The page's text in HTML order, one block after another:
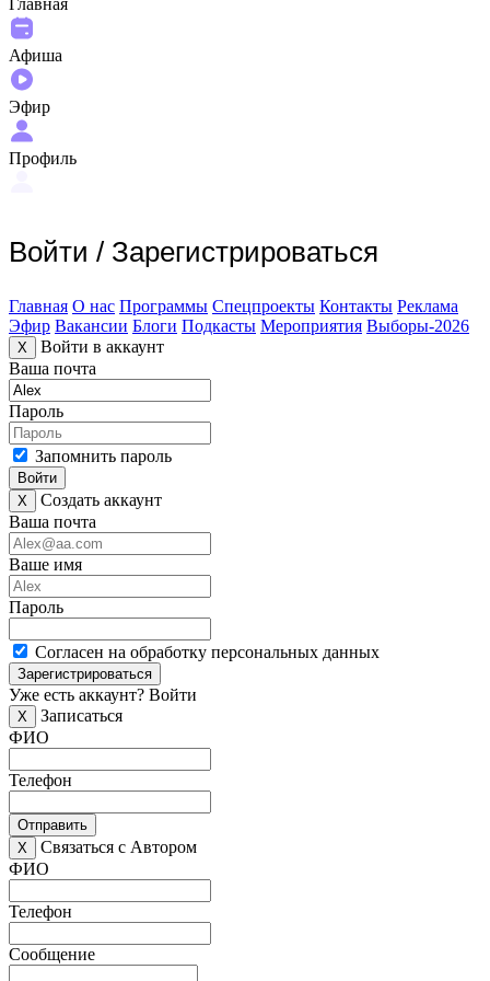
Афиша
Эфир
Профиль
Войти / Зарегистрироваться
Главная О нас Программы Спецпроекты Контакты Реклама
Эфир Вакансии Блоги Подкасты Мероприятия Выборы-2026
X
Войти в аккаунт
Ваша почта
Пароль
Запомнить пароль
Войти
X
Создать аккаунт
Ваша почта
Ваше имя
Пароль
Согласен на обработку персональных данных
Зарегистрироваться
Уже есть аккаунт? Войти
X
Записаться
ФИО
Телефон
Отправить
X
Связаться с Автором
ФИО
Телефон
Сообщение